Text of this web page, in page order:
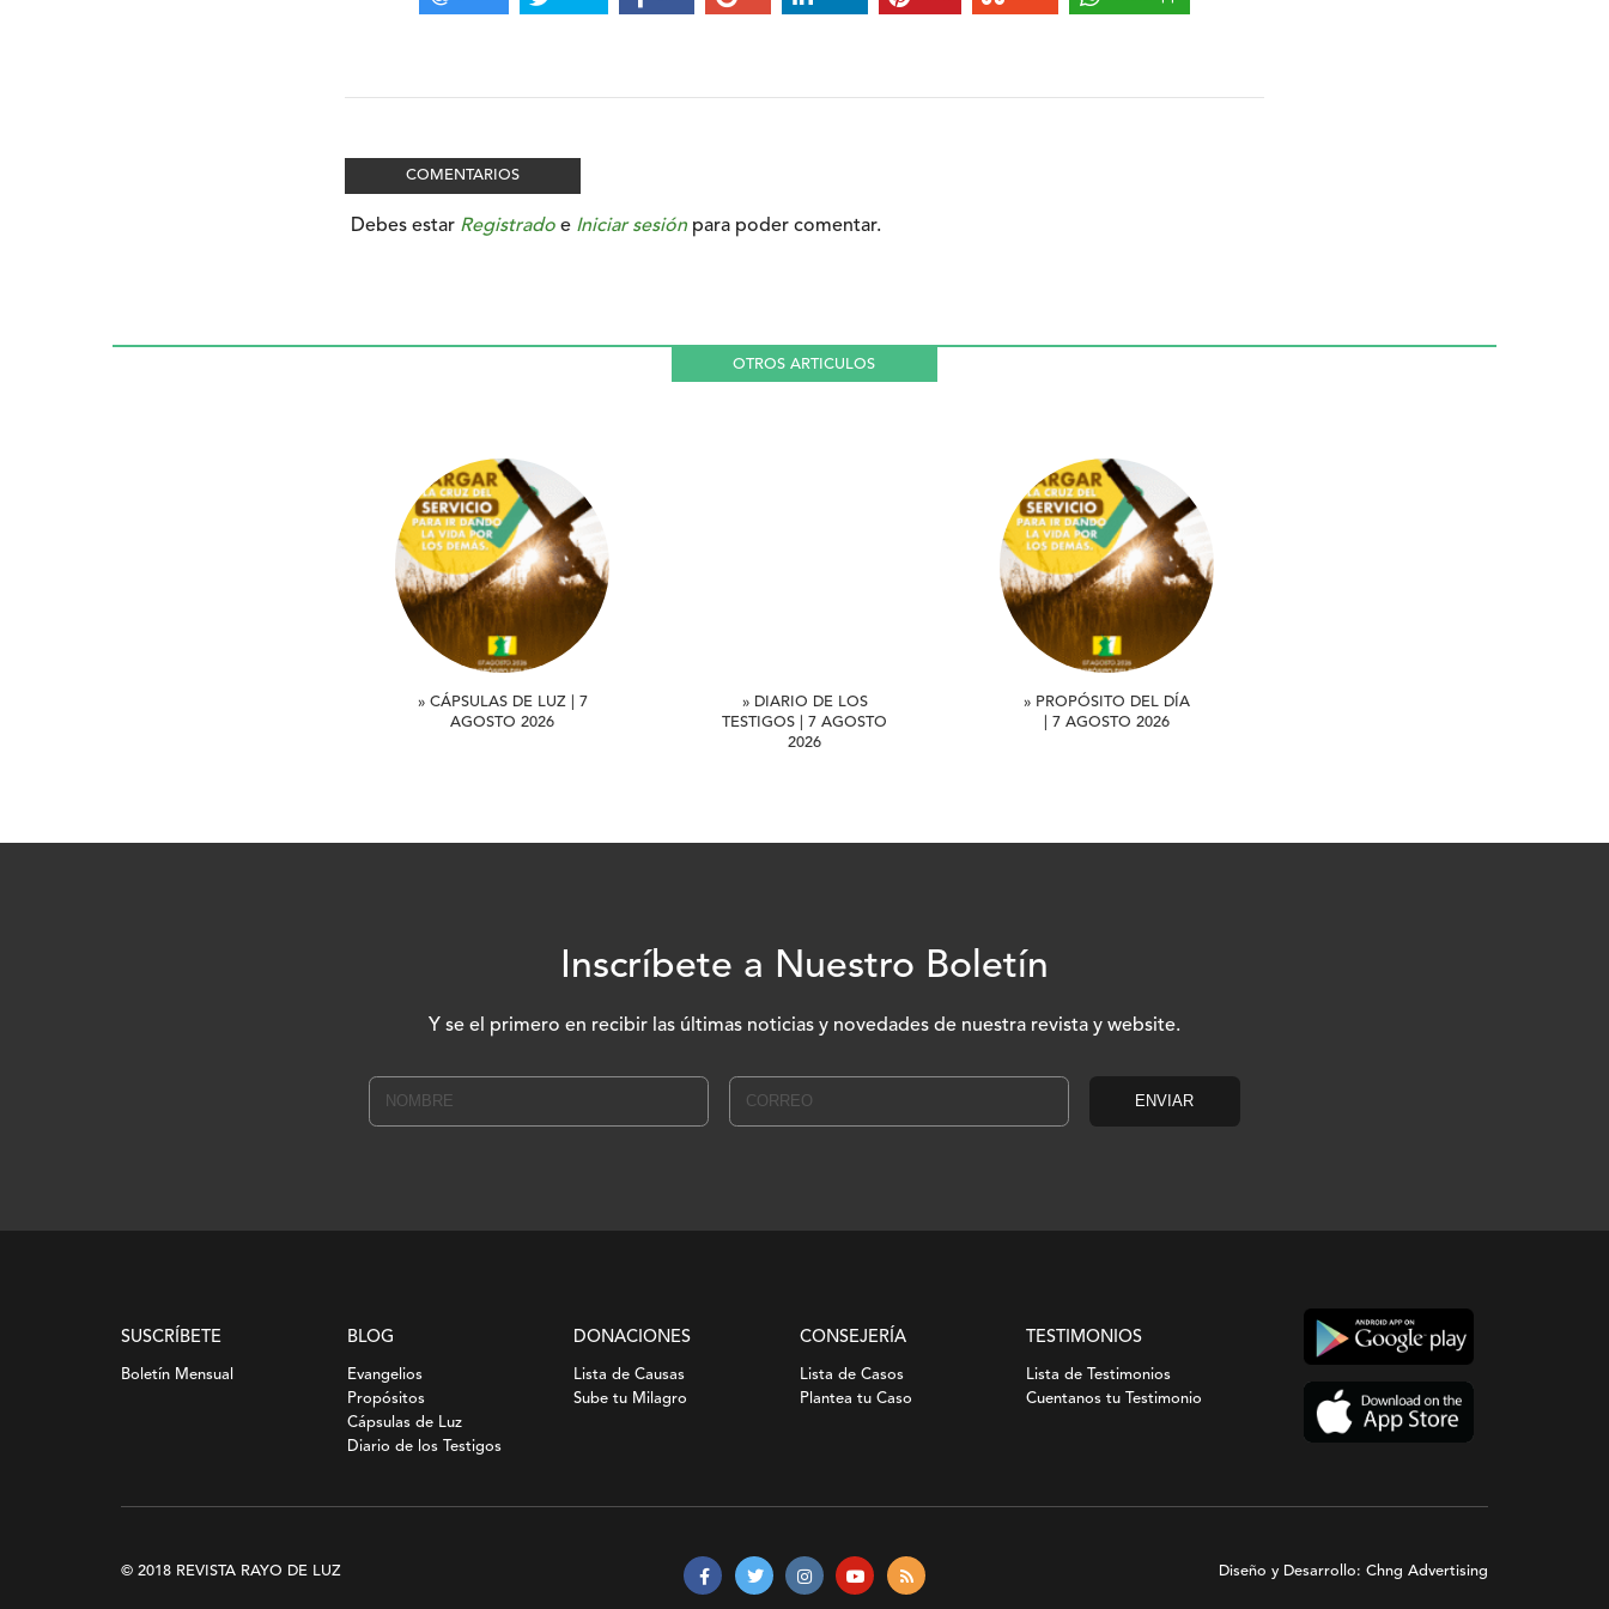
COMENTARIOS
Debes estar Registrado e Iniciar sesión para poder comentar.
OTROS ARTICULOS
» CÁPSULAS DE LUZ | 7
AGOSTO 2026
» DIARIO DE LOS
TESTIGOS | 7 AGOSTO
2026
» PROPÓSITO DEL DÍA
| 7 AGOSTO 2026
Inscríbete a Nuestro Boletín
Y se el primero en recibir las últimas noticias y novedades de nuestra revista y website.
SUSCRÍBETE
Boletín Mensual
BLOG
Evangelios
Propósitos
Cápsulas de Luz
Diario de los Testigos
DONACIONES
Lista de Causas
Sube tu Milagro
CONSEJERÍA
Lista de Casos
Plantea tu Caso
TESTIMONIOS
Lista de Testimonios
Cuentanos tu Testimonio
© 2018 REVISTA RAYO DE LUZ Diseño y Desarrollo: Chng Advertising